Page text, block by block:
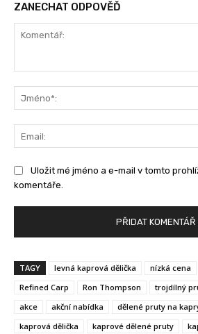
ZANECHAT ODPOVĚĎ
Uložit mé jméno a e-mail v tomto
komentáře.
TAGY levná kaprová dělička nízká cena
Refined Carp
Ron Thompson trojdílný
akce
akční nabídka dělené pruty na
kaprová dělička
kaprové dělené pruty